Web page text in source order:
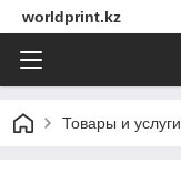
worldprint.kz
Товары и услуги